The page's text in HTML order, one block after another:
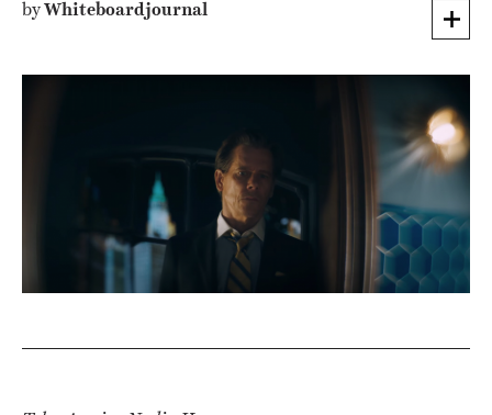
byWhiteboardjournal